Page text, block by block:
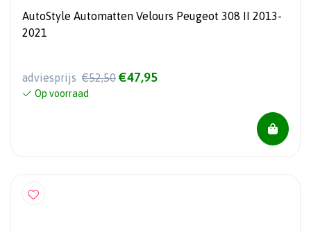
AutoStyle Automatten Velours Peugeot 308 II 2013-
2021
adviesprijs €52,50 €47,95
Op voorraad